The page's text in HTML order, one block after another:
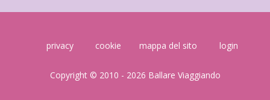
privacy cookie mappa del sito login
Copyright © 2010 - 2026 Ballare Viaggiando